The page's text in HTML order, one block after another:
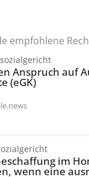
empfohlene
Anspruch auf
(eGK)
im
wenn eine